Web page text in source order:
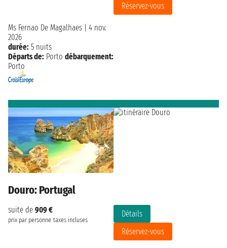
Réservez-vous
Ms Fernao De Magalhaes
4 nov.
2026
durée: 5 nuits
Départs de: Porto débarquement:
Porto
Douro: Portugal
suite de 909 €
prix par personne taxes incluses
Détails
Réservez-vous